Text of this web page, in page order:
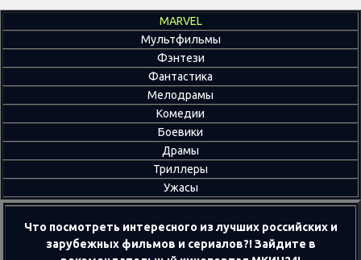
MARVEL
Мультфильмы
Фэнтези
Фантастика
Мелодрамы
Комедии
Боевики
Драмы
Триллеры
Ужасы
Что посмотреть интересного из лучших российских и
зарубежных фильмов и сериалов?! Зайдите в